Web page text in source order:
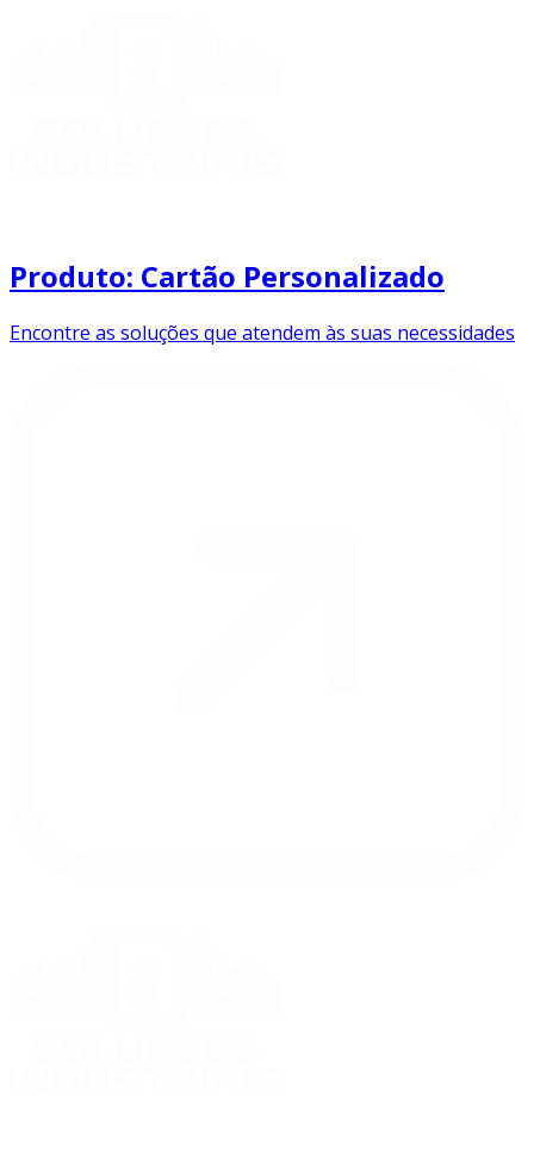
Produto: Cartão Personalizado
Encontre as soluções que atendem às suas necessidades